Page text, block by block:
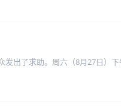
出了求助。周六（8月27日）